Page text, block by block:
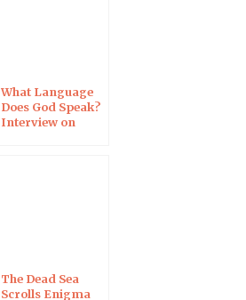
What Language
Does God Speak?
Interview on
The Dead Sea
Scrolls Enigma